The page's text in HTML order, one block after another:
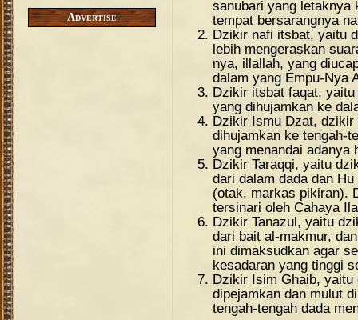
Advertise
sanubari yang
tempat bersarangnya
Dzikir nafi itsbat, yaitu
lebih mengeraskan
nya, illallah, yang
dalam yang Empu-Nya
Dzikir itsbat faqat,
yang dihujamkan ke
Dzikir Ismu Dzat, dzikir
dihujamkan ke tengah-
yang menandai adanya
Dzikir Taraqqi, yaitu
dari dalam dada dan
(otak, markas pikiran).
tersinari oleh Cahaya
Dzikir Tanazul, yaitu
dari bait al-makmur,
ini dimaksudkan agar
kesadaran yang tinggi
Dzikir Isim Ghaib, yaitu
dipejamkan dan mulut
tengah-tengah dada